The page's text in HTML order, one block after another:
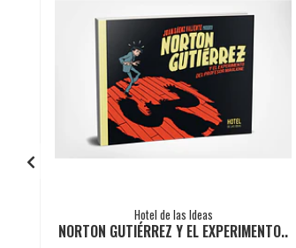
Hotel de las Ideas
NORTON GUTIÉRREZ Y EL EXPERIMENTO..